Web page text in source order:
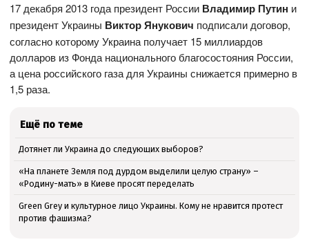
17 декабря 2013 года президент России Владимир Путин и
президент Украины Виктор Янукович подписали договор,
согласно которому Украина получает 15 миллиардов
долларов из Фонда национального благосостояния России,
а цена российского газа для Украины снижается примерно в
1,5 раза.
Ещё по теме
Дотянет ли Украина до следующих выборов?
«На планете Земля под дурдом выделили целую страну» –
«Родину-мать» в Киеве просят переделать
Green Grey и культурное лицо Украины. Кому не нравится протест
против фашизма?